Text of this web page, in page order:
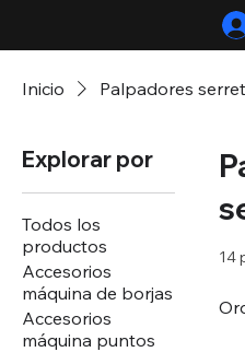
Inicio Palpadores
Explorar por
Todos los
productos
Accesorios
máquina de borjas
Accesorios
máquina puntos
14